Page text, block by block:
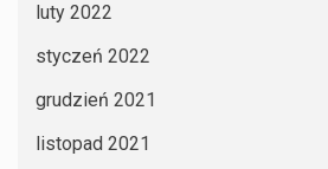
luty 2022
styczeń 2022
grudzień 2021
listopad 2021